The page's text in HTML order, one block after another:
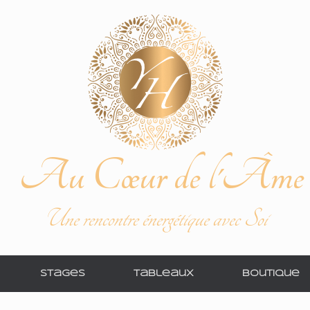
Au Cœur de l'Âme
Une rencontre énergétique avec Soi
Stages Tableaux Boutique